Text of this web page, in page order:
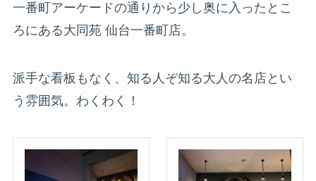
一番町アーケードの通りから少し奥に入ったとこ
ろにある大同苑 仙台一番町店。
派手な看板もなく、知る人ぞ知る大人の名店とい
う雰囲気。わくわく！